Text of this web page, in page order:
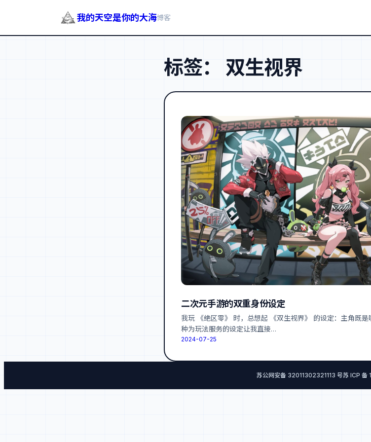
我的天空是你的大海博客
标签： 双生视界
二次元手游的双重身份设定
我玩 《绝区零》 时，总想起 《双生视界》 的设定：主角既
种为玩法服务的设定让我直接…
2024-07-25
苏公网安备 32011302321113 号苏 ICP 备